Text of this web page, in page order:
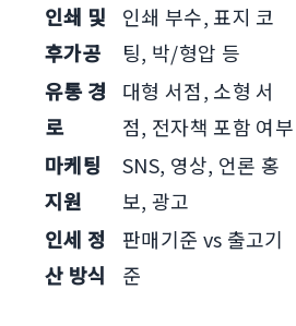
인쇄 및
후가공
인쇄 부수, 표지 코
팅, 박/형압 등
유통 경
로
대형 서점, 소형 서
점, 전자책 포함 여부
마케팅
지원
SNS, 영상, 언론 홍
보, 광고
인세 정
산 방식
판매기준 vs 출고기
준